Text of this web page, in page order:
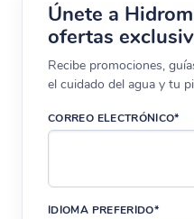
Únete a
ofertas
Recibe promociones,
el cuidado del agua y tu
CORREO ELECTRÓNICO*
IDIOMA PREFERIDO*